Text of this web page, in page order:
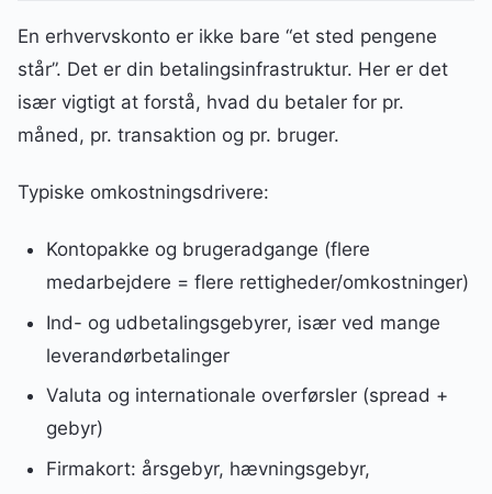
En erhvervskonto er ikke bare “et sted pengene
står”. Det er din betalingsinfrastruktur. Her er det
især vigtigt at forstå, hvad du betaler for pr.
måned, pr. transaktion og pr. bruger.
Typiske omkostningsdrivere:
Kontopakke og brugeradgange (flere
medarbejdere = flere rettigheder/omkostninger)
Ind- og udbetalingsgebyrer, især ved mange
leverandørbetalinger
Valuta og internationale overførsler (spread +
gebyr)
Firmakort: årsgebyr, hævningsgebyr,